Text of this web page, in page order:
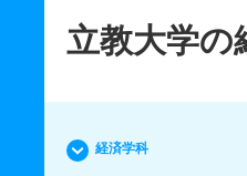
立教大学の
経済学科